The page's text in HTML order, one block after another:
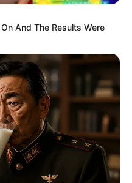
And The Results Were